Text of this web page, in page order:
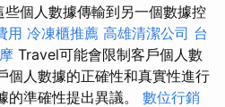
個人數據傳輸到另一個數據控
用 冷凍櫃推薦 高雄清潔公司 台
Travel可能會限制客戶個人數
個人數據的正確性和真實性進行
的準確性提出異議。 數位行銷